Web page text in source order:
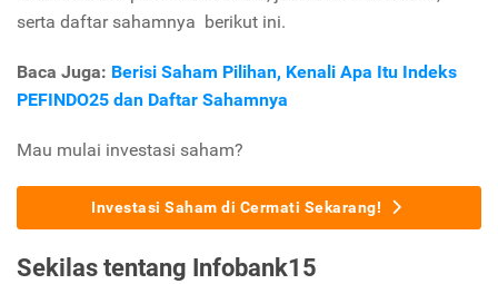
serta daftar sahamnya berikut ini.
Baca Juga: Berisi Saham Pilihan, Kenali Apa Itu Indeks
PEFINDO25 dan Daftar Sahamnya
Mau mulai investasi saham?
Investasi Saham di Cermati Sekarang!
Sekilas tentang Infobank15